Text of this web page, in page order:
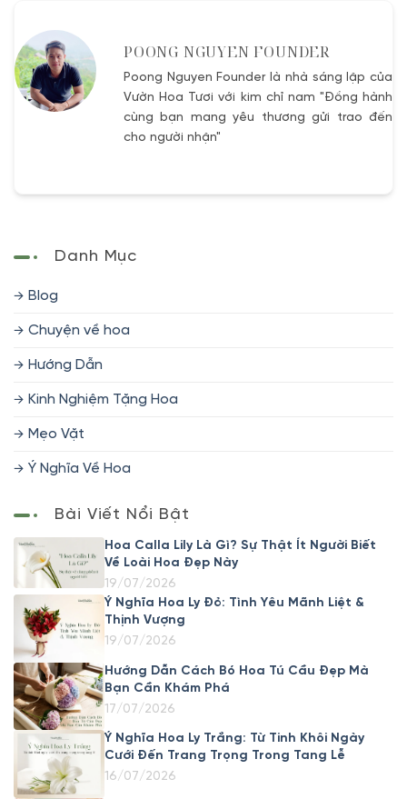
POONG NGUYEN FOUNDER
Poong Nguyen Founder là nhà sáng lập của
Vườn Hoa Tươi với kim chỉ nam "Đồng hành
cùng bạn mang yêu thương gửi trao đến
cho người nhận"
Danh Mục
Blog
Chuyện về hoa
Hướng Dẫn
Kinh Nghiệm Tặng Hoa
Mẹo Vặt
Ý Nghĩa Về Hoa
Bài Viết Nổi Bật
Hoa Calla Lily Là Gì? Sự Thật Ít Người Biết
Về Loài Hoa Đẹp Này
19/07/2026
Ý Nghĩa Hoa Ly Đỏ: Tình Yêu Mãnh Liệt &
Thịnh Vượng
19/07/2026
Hướng Dẫn Cách Bó Hoa Tú Cầu Đẹp Mà
Bạn Cần Khám Phá
17/07/2026
Ý Nghĩa Hoa Ly Trắng: Từ Tinh Khôi Ngày
Cưới Đến Trang Trọng Trong Tang Lễ
16/07/2026